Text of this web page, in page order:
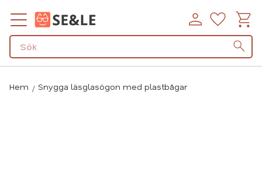
Meny
Hem Snygga läsglasögon med plastbågar